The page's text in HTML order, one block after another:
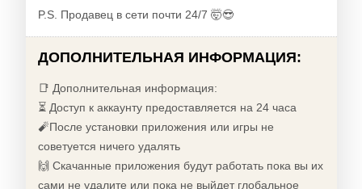
P.S. Продавец в сети почти 24/7 🤯😎
ДОПОЛНИТЕЛЬНАЯ ИНФОРМАЦИЯ:
📑 Дополнительная информация:
⏳ Доступ к аккаунту предоставляется на 24 часа
🧨После установки приложения или игры не
советуется ничего удалять
🙌 Скачанные приложения будут работать пока вы их
сами не удалите или пока не выйдет глобальное